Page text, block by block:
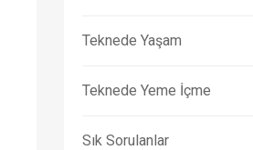
Teknede Yaşam
Teknede Yeme İçme
Sık Sorulanlar